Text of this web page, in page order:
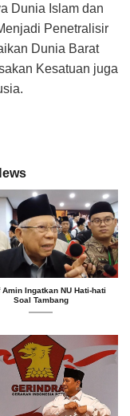
Dunia Islam dan
Penetralisir
Dunia Barat
Kesatuan juga
Amin Ingatkan NU Hati-hati
Soal Tambang